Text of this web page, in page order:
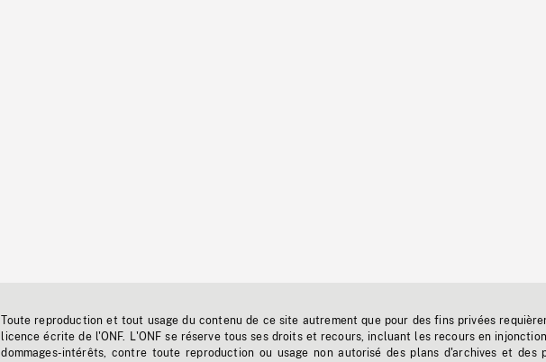
Toute reproduction et tout usage du contenu de ce site autrement que pour des fins privées
licence écrite de l'ONF. L'ONF se réserve tous ses droits et recours, incluant les recours en
dommages-intérêts, contre toute reproduction ou usage non autorisé des plans d'archives et des